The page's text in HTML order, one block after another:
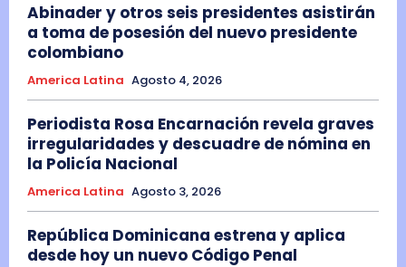
Abinader y otros seis presidentes asistirán
a toma de posesión del nuevo presidente
colombiano
America Latina Agosto 4, 2026
Periodista Rosa Encarnación revela graves
irregularidades y descuadre de nómina en
la Policía Nacional
America Latina Agosto 3, 2026
República Dominicana estrena y aplica
desde hoy un nuevo Código Penal